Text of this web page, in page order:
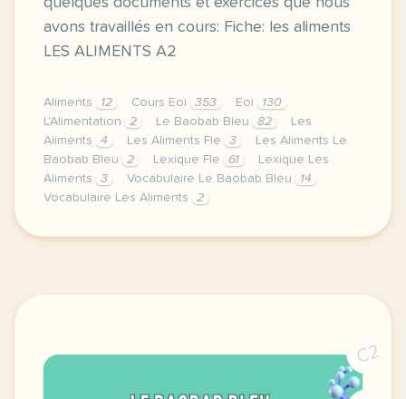
avons travaillés en cours: Fiche: les aliments
LES ALIMENTS A2
Aliments 12 Cours Eoi 353 Eoi
130
L'Alimentation
2 Le Baobab Bleu 82
Les
Aliments
4 Les Aliments Fle 3
Les Aliments Le
Baobab Bleu
2 Lexique Fle 61
Lexique Les
Aliments
3 Vocabulaire Le Baobab Bleu
14
Vocabulaire Les Aliments
2
image pixabay comcette derniere semaine de
C2